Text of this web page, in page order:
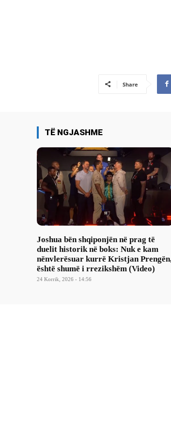
Share
TË NGJASHME
Joshua bën shqiponjën në prag të
duelit historik në boks: Nuk e kam
nënvlerësuar kurrë Kristjan
është shumë i rrezikshëm (Video)
24 Korrik, 2026 - 14:56